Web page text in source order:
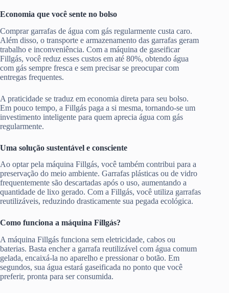
Economia que você sente no bolso
Comprar garrafas de água com gás regularmente custa caro.
Além disso, o transporte e armazenamento das garrafas geram
trabalho e inconveniência. Com a máquina de gaseificar
Fillgás, você reduz esses custos em até 80%, obtendo água
com gás sempre fresca e sem precisar se preocupar com
entregas frequentes.
A praticidade se traduz em economia direta para seu bolso.
Em pouco tempo, a Fillgás paga a si mesma, tornando-se um
investimento inteligente para quem aprecia água com gás
regularmente.
Uma solução sustentável e consciente
Ao optar pela máquina Fillgás, você também contribui para a
preservação do meio ambiente. Garrafas plásticas ou de vidro
frequentemente são descartadas após o uso, aumentando a
quantidade de lixo gerado. Com a Fillgás, você utiliza garrafas
reutilizáveis, reduzindo drasticamente sua pegada ecológica.
Como funciona a máquina Fillgás?
A máquina Fillgás funciona sem eletricidade, cabos ou
baterias. Basta encher a garrafa reutilizável com água comum
gelada, encaixá-la no aparelho e pressionar o botão. Em
segundos, sua água estará gaseificada no ponto que você
preferir, pronta para ser consumida.